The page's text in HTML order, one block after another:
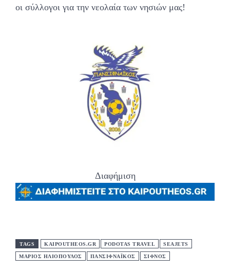
οι σύλλογοι για την νεολαία των νησιών μας!
Διαφήμιση
TAGS KAIPOUTHEOS.GR PODOTAS TRAVEL SEAJETS
ΜΑΡΙΟΣ ΗΛΙΟΠΟΥΛΟΣ ΠΑΝΣΙΦΝΑΪΚΟΣ ΣΙΦΝΟΣ